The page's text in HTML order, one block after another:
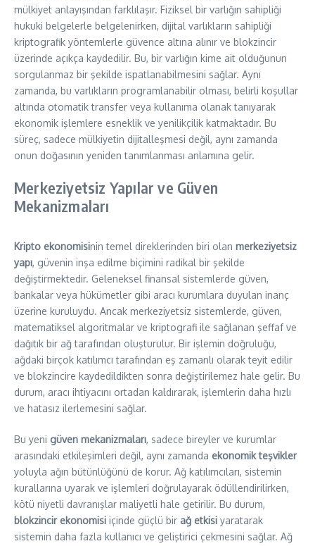
mülkiyet anlayışından farklılaşır. Fiziksel bir varlığın sahipliği
hukuki belgelerle belgelenirken, dijital varlıkların sahipliği
kriptografik yöntemlerle güvence altına alınır ve blokzincir
üzerinde açıkça kaydedilir. Bu, bir varlığın kime ait olduğunun
sorgulanmaz bir şekilde ispatlanabilmesini sağlar. Aynı
zamanda, bu varlıkların programlanabilir olması, belirli koşullar
altında otomatik transfer veya kullanıma olanak tanıyarak
ekonomik işlemlere esneklik ve yenilikçilik katmaktadır. Bu
süreç, sadece mülkiyetin dijitalleşmesi değil, aynı zamanda
onun doğasının yeniden tanımlanması anlamına gelir.
Merkeziyetsiz Yapılar ve Güven
Mekanizmaları
Kripto ekonomisinin temel direklerinden biri olan merkeziyetsiz
yapı, güvenin inşa edilme biçimini radikal bir şekilde
değiştirmektedir. Geleneksel finansal sistemlerde güven,
bankalar veya hükümetler gibi aracı kurumlara duyulan inanç
üzerine kuruluydu. Ancak merkeziyetsiz sistemlerde, güven,
matematiksel algoritmalar ve kriptografi ile sağlanan şeffaf ve
dağıtık bir ağ tarafından oluşturulur. Bir işlemin doğruluğu,
ağdaki birçok katılımcı tarafından eş zamanlı olarak teyit edilir
ve blokzincire kaydedildikten sonra değiştirilemez hale gelir. Bu
durum, aracı ihtiyacını ortadan kaldırarak, işlemlerin daha hızlı
ve hatasız ilerlemesini sağlar.
Bu yeni güven mekanizmaları, sadece bireyler ve kurumlar
arasındaki etkileşimleri değil, aynı zamanda ekonomik teşvikler
yoluyla ağın bütünlüğünü de korur. Ağ katılımcıları, sistemin
kurallarına uyarak ve işlemleri doğrulayarak ödüllendirilirken,
kötü niyetli davranışlar maliyetli hale getirilir. Bu durum,
blokzincir ekonomisi içinde güçlü bir ağ etkisi yaratarak
sistemin daha fazla kullanıcı ve geliştirici çekmesini sağlar. Ağ